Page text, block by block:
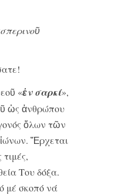
«ἐν σαρκί»,
ὡς ἀνθρώπου
ὅλων τῶν
Ἔρχεται
Του δόξα.
μέ σκοπό νά